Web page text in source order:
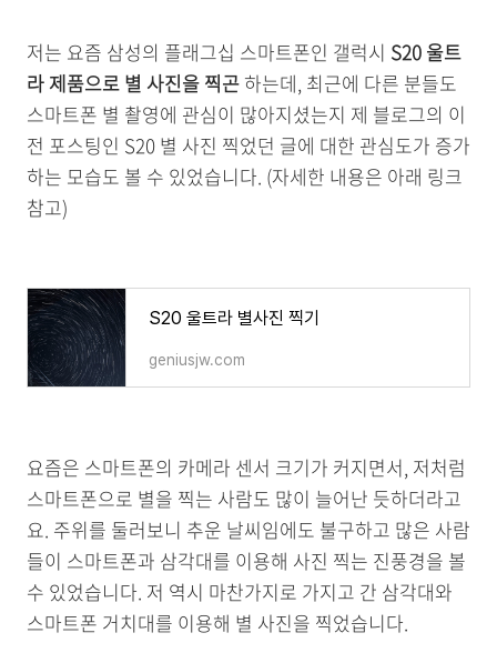
저는 요즘 삼성의 플래그십 스마트폰인 갤럭시 S20 울트
라 제품으로 별 사진을 찍곤 하는데, 최근에 다른 분들도
스마트폰 별 촬영에 관심이 많아지셨는지 제 블로그의 이
전 포스팅인 S20 별 사진 찍었던 글에 대한 관심도가 증가
하는 모습도 볼 수 있었습니다. (자세한 내용은 아래 링크
참고)
S20 울트라 별사진 찍기
geniusjw.com
요즘은 스마트폰의 카메라 센서 크기가 커지면서, 저처럼
스마트폰으로 별을 찍는 사람도 많이 늘어난 듯하더라고
요. 주위를 둘러보니 추운 날씨임에도 불구하고 많은 사람
들이 스마트폰과 삼각대를 이용해 사진 찍는 진풍경을 볼
수 있었습니다. 저 역시 마찬가지로 가지고 간 삼각대와
스마트폰 거치대를 이용해 별 사진을 찍었습니다.